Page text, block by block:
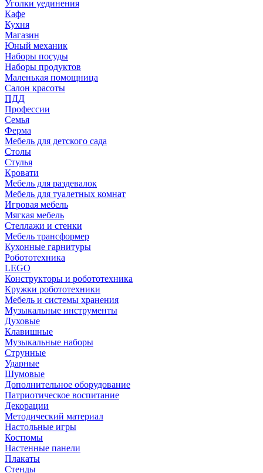
Уголки уединения
Кафе
Кухня
Магазин
Юный механик
Наборы посуды
Наборы продуктов
Маленькая помощница
Салон красоты
ПДД
Профессии
Семья
Ферма
Мебель для детского сада
Столы
Cтулья
Кровати
Мебель для раздевалок
Мебель для туалетных комнат
Игровая мебель
Мягкая мебель
Стеллажи и стенки
Мебель трансформер
Кухонные гарнитуры
Робототехника
LEGO
Конструкторы и робототехника
Кружки робототехники
Мебель и системы хранения
Музыкальные инструменты
Духовые
Клавишные
Музыкальные наборы
Струнные
Ударные
Шумовые
Дополнительное оборудование
Патриотическое воспитание
Декорации
Методический материал
Настольные игры
Костюмы
Настенные панели
Плакаты
Стенды